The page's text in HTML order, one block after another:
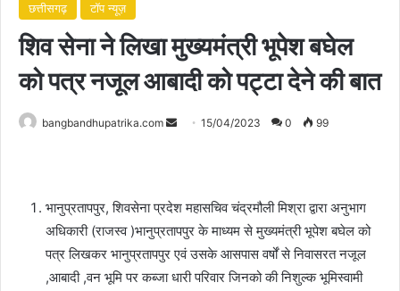
छत्तीसगढ़ टॉप न्यूज़
शिव सेना ने लिखा मुख्यमंत्री भूपेश बघेल
को पत्र नजूल आबादी को पट्टा देने की बात
bangbandhupatrika.com
Send15/04/2023 0 99
भानुप्रतापपुर, शिवसेना प्रदेश महासचिव चंद्रमौली मिश्रा द्वारा अनुभाग
अधिकारी (राजस्व )भानुप्रतापपुर के माध्यम से मुख्यमंत्री भूपेश बघेल को
पत्र लिखकर भानुप्रतापपुर एवं उसके आसपास वर्षों से निवासरत नजूल
,आबादी ,वन भूमि पर कब्जा धारी परिवार जिनको की निशुल्क भूमिस्वामी